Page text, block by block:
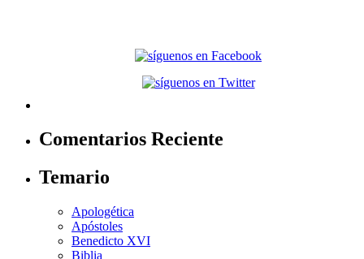
Comentarios Reciente
Temario
Apologética
Apóstoles
Benedicto XVI
Biblia